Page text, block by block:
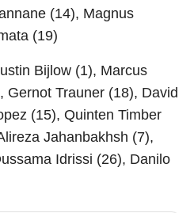
(14), Magnus
(19)
Bijlow (1), Marcus
Gernot Trauner (18), David
(15), Quinten Timber
Jahanbakhsh (7),
Idrissi (26), Danilo